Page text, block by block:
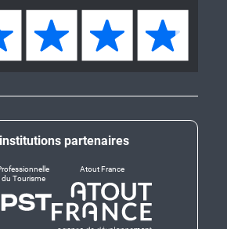
partenaires
du Tourisme
Atout France